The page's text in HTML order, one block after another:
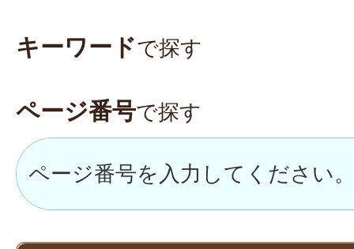
キーワードで探す
ページ番号で探す